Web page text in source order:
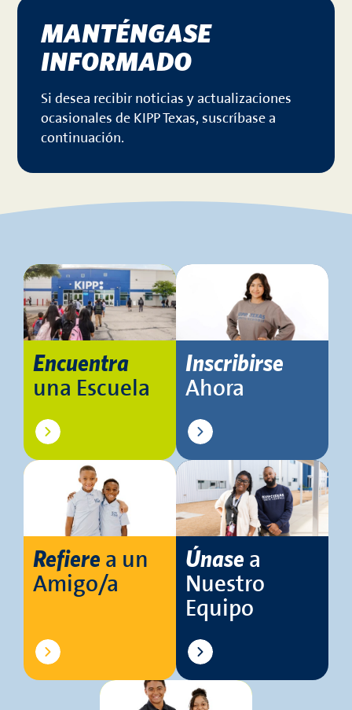
MANTÉNGASE
INFORMADO
Si desea recibir noticias y actualizaciones
ocasionales de KIPP Texas, suscríbase a
continuación.
Encuentra
una Escuela
Inscribirse
Ahora
Refiere a un
Amigo/a
Únase a
Nuestro
Equipo